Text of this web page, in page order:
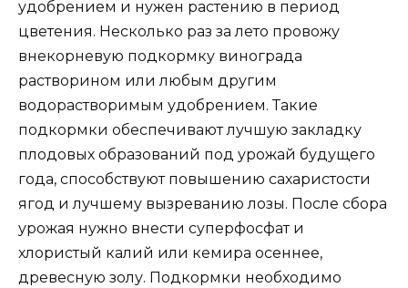
удобрением и нужен растению в период
цветения. Несколько раз за лето провожу
внекорневую подкормку винограда
растворином или любым другим
водорастворимым удобрением. Такие
подкормки обеспечивают лучшую закладку
плодовых образований под урожай будущего
года, способствуют повышению сахаристости
ягод и лучшему вызреванию лозы. После сбора
урожая нужно внести суперфосфат и
хлористый калий или кемира осеннее,
древесную золу. Подкормки необходимо